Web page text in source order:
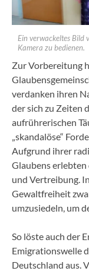
Ein verwackeltes Bild
Kamera zu bedienen.
Zur Vorbereitung
verdanken ihren
der sich zu Zeiten
aufrührerischen
„skandalöse“
Aufgrund ihrer
Glaubens
und Vertreibung.
Gewaltfreiheit
umzusiedeln, um
So löste auch der
Emigrationswelle
Deutschland aus.